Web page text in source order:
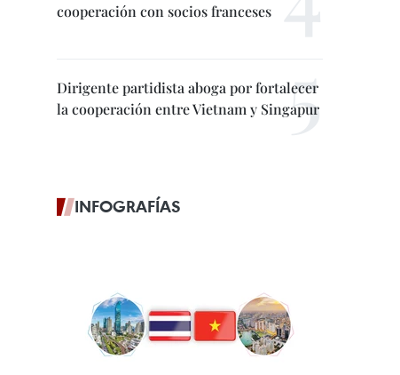
cooperación con socios franceses
Dirigente partidista aboga por fortalecer
la cooperación entre Vietnam y Singapur
INFOGRAFÍAS